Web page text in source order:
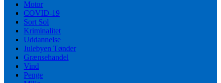
Motor
COVID-19
Sort Sol
Kriminalitet
Uddannelse
Julebyen Tønder
Grænsehandel
Vind
Penge